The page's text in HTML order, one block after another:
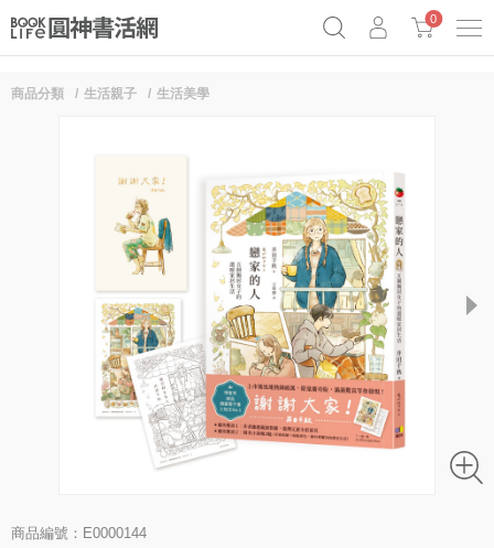
0
商品分類 生活親子 生活美學
next
商品編號：E0000144